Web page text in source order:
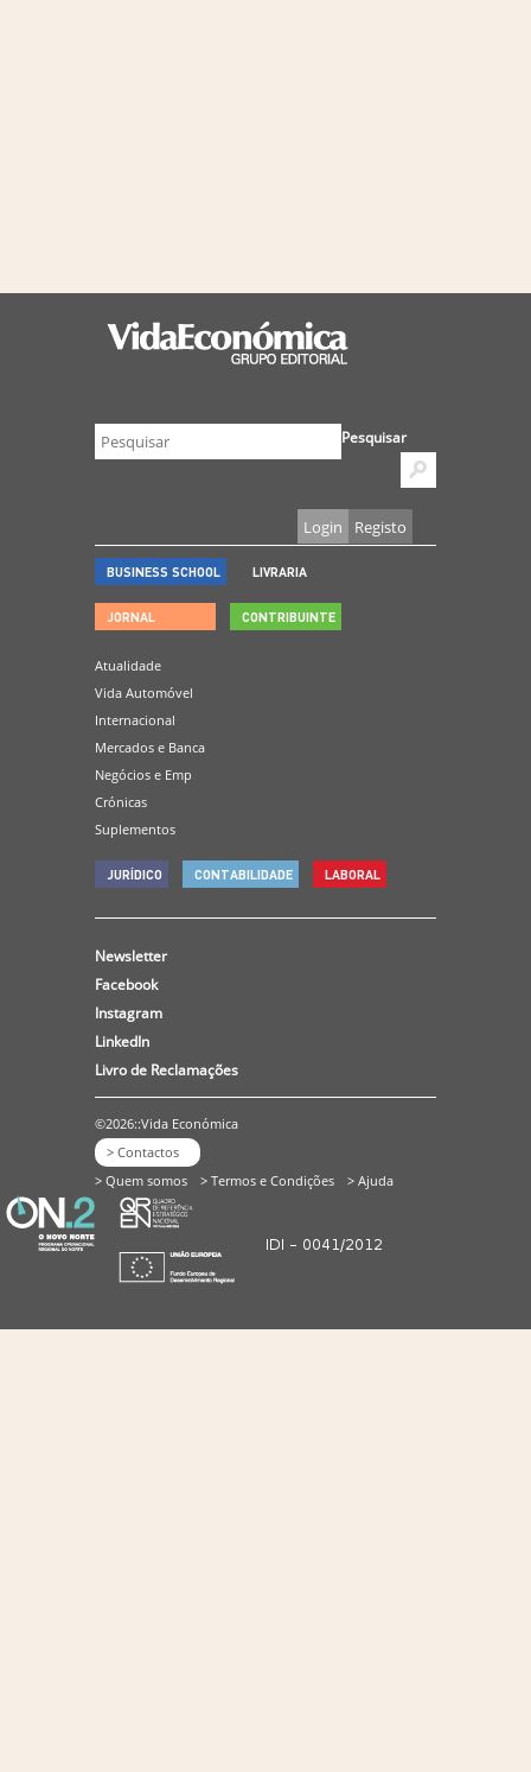
Pesquisar
Login Registo
BUSINESS SCHOOL LIVRARIA
JORNAL
Atualidade
Vida Automóvel
Internacional
Mercados e Banca
Negócios e Emp
Crónicas
Suplementos
CONTRIBUINTE
JURÍDICO CONTABILIDADE LABORAL
Newsletter
Facebook
Instagram
LinkedIn
Livro de Reclamações
©2026::Vida Económica
> Contactos
> Quem somos
> Termos e Condições > Ajuda